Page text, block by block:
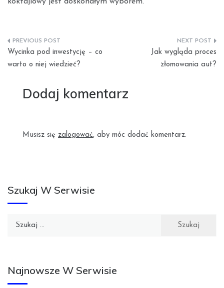
koktajlowy jest doskonałym wyborem.
Nawigacja
wpisu
Wycinka pod inwestycję – co
warto o niej wiedzieć?
Jak wygląda proces
złomowania aut?
Dodaj komentarz
Musisz się zalogować, aby móc dodać komentarz.
Szukaj W Serwisie
Szukaj:
Najnowsze W Serwisie